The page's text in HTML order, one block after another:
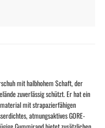
mit halbhohem Schaft, der
zuverlässig schützt. Er hat ein
mit strapazierfähigen
atmungsaktives GORE-